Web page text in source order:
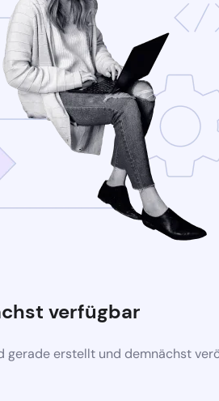
verfügbar
gerade erstellt und demnächst